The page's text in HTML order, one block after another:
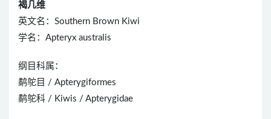
褐几维
英文名：Southern Brown Kiwi
学名：Apteryx australis
纲目科属：
鹬鸵目 / Apterygiformes
鹬鸵科 / Kiwis / Apterygidae